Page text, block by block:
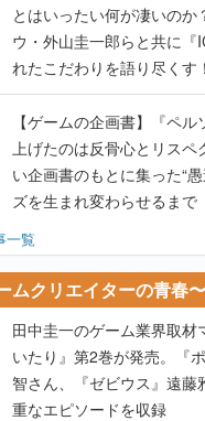
とはいったい何が凄いのか
ウ・外山圭一郎らと共に『
れたこだわりを語り尽くす
画書】
【ゲームの企画書】『ペル
上げたのは反骨心とリス
い企画書のもとに集った“
ズを生まれ変わらせるまで
一覧
ムクリエイターの青春〜
田中圭一のゲーム業界取材
いたり』第2巻が発売。『
智さん、『ゼビウス』遠藤
重なエピソードを収録